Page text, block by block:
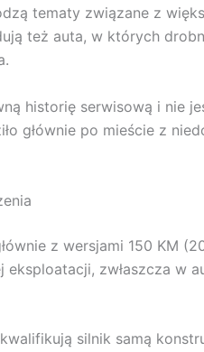
tematy związane z
też auta, w których
historię serwisową i nie
głównie po mieście z
z wersjami 150 KM
zwłaszcza w
silnik samą